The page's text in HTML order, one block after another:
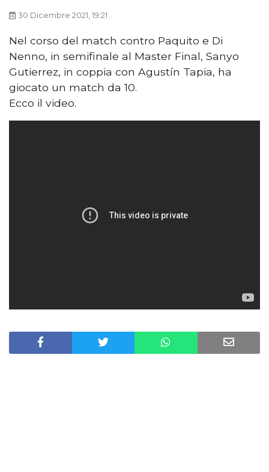
30 Dicembre 2021, 19:21
Nel corso del match contro Paquito e Di
Nenno, in semifinale al Master Final, Sanyo
Gutierrez, in coppia con Agustín Tapia, ha
giocato un match da 10.
Ecco il video.